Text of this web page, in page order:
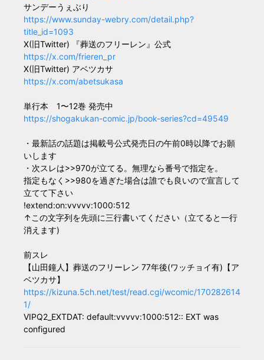
サンデーうぇぶり
https://www.sunday-webry.com/detail.php?
title_id=1093
X(旧Twitter) 『葬送のフリーレン』公式
https://x.com/frieren_pr
X(旧Twitter) アベツカサ
https://x.com/abetsukasa
単行本 1〜12巻 発売中
https://shogakukan-comic.jp/book-series?cd=49549
・最新話の話題は掲載号公式発売日の午前0時以降でお願
いします
・次スレは>>970が立てる。無理なら番号で指定を。
指定もなく>>980を過ぎた場合は誰でも良いので宣言して
立てて下さい
!extend:on:vvvvv:1000:512
↑この文字列を先頭に三行書いてください（立てると一行
消えます)
前スレ
【山田鐘人】葬送のフリーレン 77年後(ワッチョイ有)【ア
ベツカサ】
https://kizuna.5ch.net/test/read.cgi/wcomic/170282614
1/
VIPQ2_EXTDAT: default:vvvvv:1000:512:: EXT was
configured